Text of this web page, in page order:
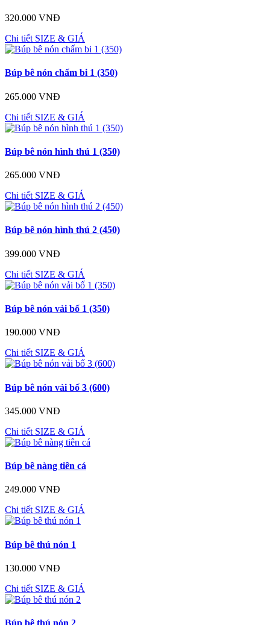
320.000 VNĐ
Chi tiết SIZE & GIÁ
Búp bê nón chấm bi 1 (350)
265.000 VNĐ
Chi tiết SIZE & GIÁ
Búp bê nón hình thú 1 (350)
265.000 VNĐ
Chi tiết SIZE & GIÁ
Búp bê nón hình thú 2 (450)
399.000 VNĐ
Chi tiết SIZE & GIÁ
Búp bê nón vải bố 1 (350)
190.000 VNĐ
Chi tiết SIZE & GIÁ
Búp bê nón vải bố 3 (600)
345.000 VNĐ
Chi tiết SIZE & GIÁ
Búp bê nàng tiên cá
249.000 VNĐ
Chi tiết SIZE & GIÁ
Búp bê thú nón 1
130.000 VNĐ
Chi tiết SIZE & GIÁ